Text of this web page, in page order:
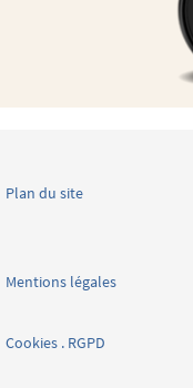
Plan du site
Mentions légales
Cookies . RGPD